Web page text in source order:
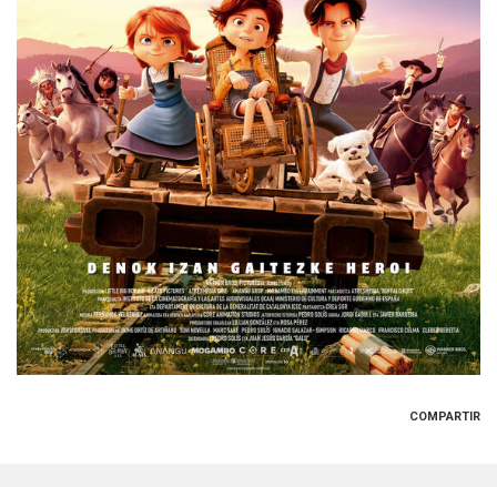
COMPARTIR